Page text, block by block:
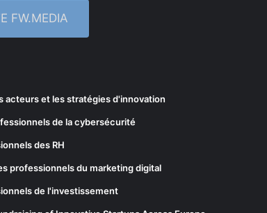
FW.MEDIA
acteurs et les stratégies d'innovation
de la cybersécurité
des RH
professionnels du marketing digital
de l'investissement